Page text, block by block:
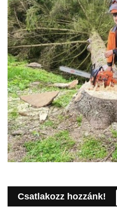
Csatlakozz hozzánk!